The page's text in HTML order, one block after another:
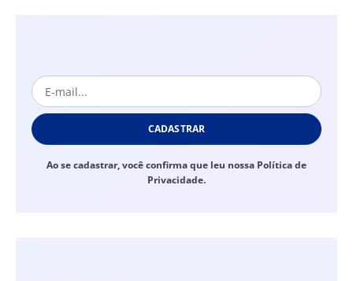
CADASTRAR
Ao se cadastrar, você confirma que leu nossa Política de
Privacidade.